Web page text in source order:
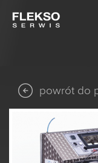
powrót do